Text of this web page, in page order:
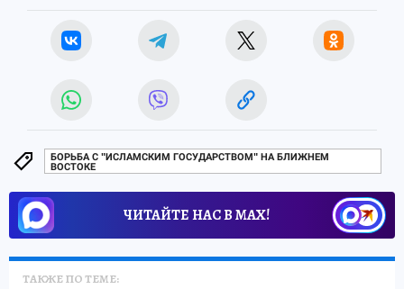
БОРЬБА С "ИСЛАМСКИМ ГОСУДАРСТВОМ" НА БЛИЖНЕМ
ВОСТОКЕ
ЧИТАЙТЕ НАС В МАХ!
ТАКЖЕ ПО ТЕМЕ: